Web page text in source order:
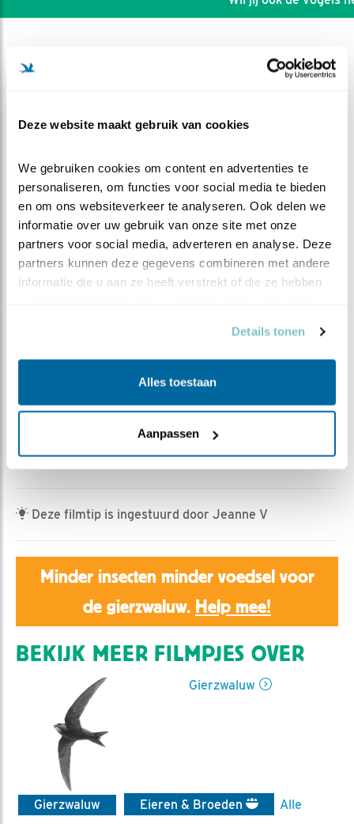
Deze website maakt gebruik van cookies
We gebruiken cookies om content en advertenties te
personaliseren, om functies voor social media te bieden
en om ons websiteverkeer te analyseren. Ook delen we
informatie over uw gebruik van onze site met onze
partners voor social media, adverteren en analyse. Deze
partners kunnen deze gegevens combineren met andere
informatie die u aan ze heeft verstrekt of die ze hebben
Details tonen
Alles toestaan
Aanpassen
DEEL DIT FILMPJE
Rebeka Kulcsar | Geplaatst op 4 juni 2023, 12:23 |
Bewaar dit filmpje
Op 1, 2, en 3 juni kropen alle drie de jonge gierzwaluwen
ze al ruim 20 minuten alleen gelaten; een mooie
gelegenheid om de kuikens eens goed te bekijken!
Deze filmtip is ingestuurd door Jeanne V
Minder insecten minder voedsel voor
de gierzwaluw. Help mee!
BEKIJK MEER FILMPJES OVER
Gierzwaluw
Gierzwaluw Eieren & Broeden
Alle